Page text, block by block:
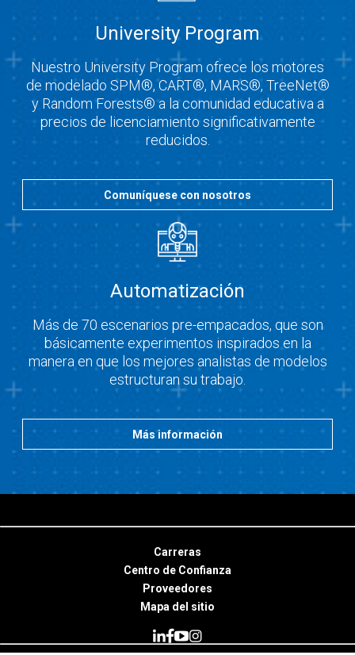
University Program
Nuestro University Program ofrece los motores
de modelado SPM®, CART®, MARS®, TreeNet®
y Random Forests® a la comunidad educativa a
precios de licenciamiento significativamente
reducidos.
Comuníquese con nosotros
Automatización
Más de 70 escenarios pre-empacados, que son
básicamente experimentos inspirados en la
manera en que los mejores analistas de modelos
estructuran su trabajo.
Más información
Carreras
Centro de Confianza
Proveedores
Mapa del sitio